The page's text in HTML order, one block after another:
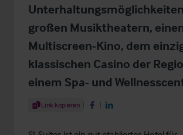
großen Musiktheatern,
Multiscreen-Kino, dem
klassischen Casino der
einem Spa- und
Share Article
Link kopieren Share on Facebook
Share on LinkedIn